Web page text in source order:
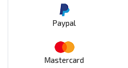
Paypal
Mastercard